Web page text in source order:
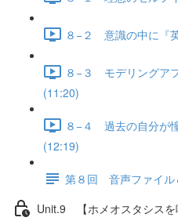
８−２ 意識の中に『
８−３ モデリングア
(11:20)
８−４ 過去の自分が
(12:19)
第８回 音声ファイル
Unit.9 【ホメオスタシスを